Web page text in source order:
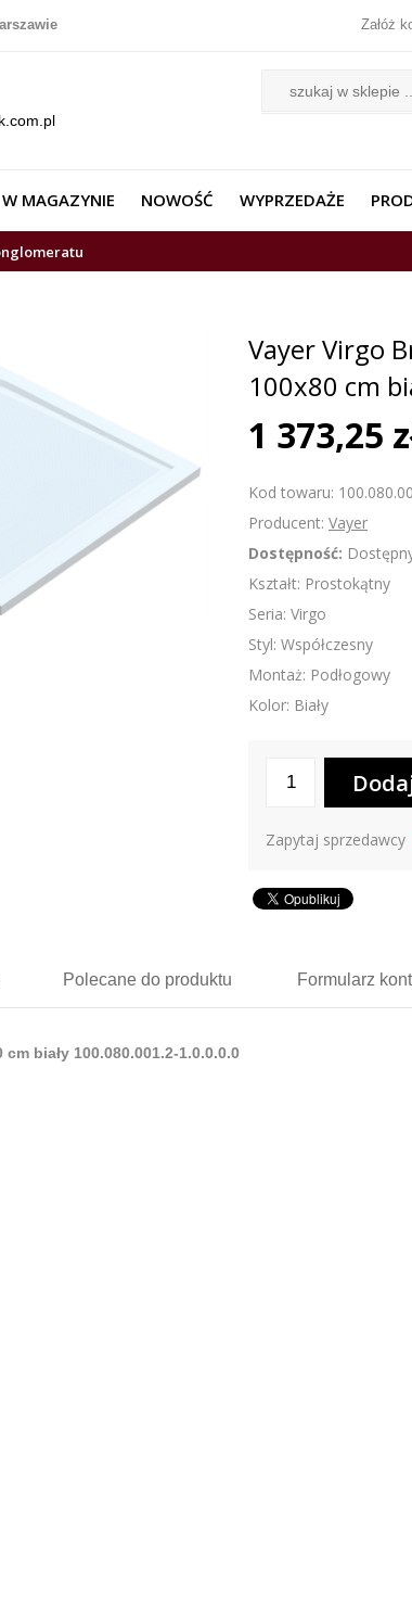
Załóż
W MAGAZYNIE NOWOŚĆ WYPRZEDAŻE
Vayer Virgo
100x80 cm
1 373,25
Kod towaru:
Producent: Vayer
Dostępność:
Kształt: Prostokątny
Seria: Virgo
Styl: Współczesny
Montaż: Podłogowy
Kolor: Biały
Zapytaj sprzedawcy
Polecane do produktu Formularz
biały 100.080.001.2-1.0.0.0.0